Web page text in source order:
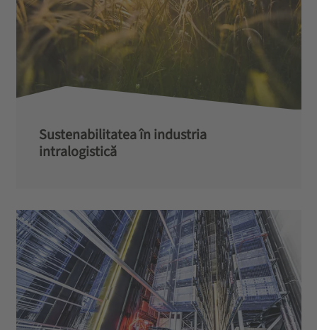
Sustenabilitatea în industria
intralogistică